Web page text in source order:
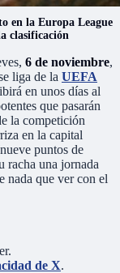
en la Europa League
clasificación
6 de noviembre,
liga de la UEFA
en unos días al
que pasarán
la competición
en la capital
puntos de
racha una jornada
nada que ver con el
de X.